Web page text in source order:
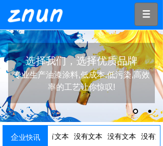
选择我们，选择优质品牌
专业生产油漆涂料,低成本,低污染,高效
率的工艺让你惊叹!
没有文本 没有文本 没有文本 没有文本 没有文本
企业快讯